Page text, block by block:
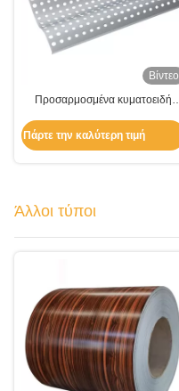
Βίντεο
Προσαρμοσμένα κυματοειδή
Πάρτε την καλύτερη τιμή
Άλλοι τύποι